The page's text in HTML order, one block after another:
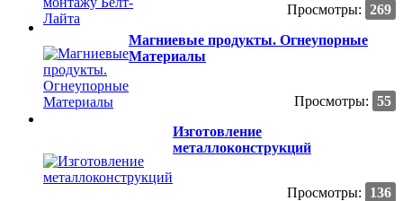
Просмотры: 269
Магниевые продукты. Огнеупорные
Материалы
Просмотры: 55
Изготовление
металлоконструкций
Просмотры:
136